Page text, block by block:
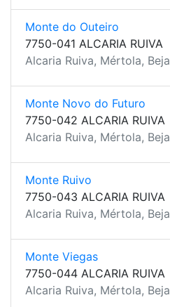
Monte do Outeiro
7750-041 ALCARIA RUIVA
Alcaria Ruiva, Mértola, Beja
Monte Novo do Futuro
7750-042 ALCARIA RUIVA
Alcaria Ruiva, Mértola, Beja
Monte Ruivo
7750-043 ALCARIA RUIVA
Alcaria Ruiva, Mértola, Beja
Monte Viegas
7750-044 ALCARIA RUIVA
Alcaria Ruiva, Mértola, Beja